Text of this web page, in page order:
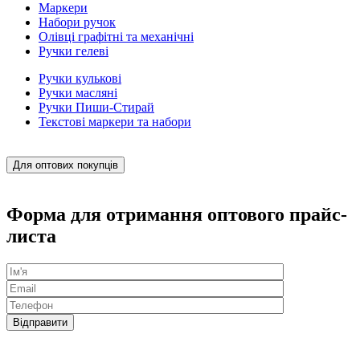
Маркери
Набори ручок
Олівці графітні та механічні
Ручки гелеві
Ручки кулькові
Ручки масляні
Ручки Пиши-Стирай
Текстові маркери та набори
Для оптових покупців
Форма для отримання оптового прайс-
листа